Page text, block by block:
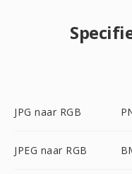
JPG naar RGB
JPEG naar RGB